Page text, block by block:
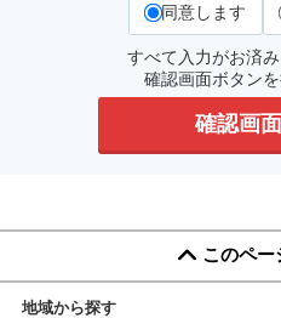
同意します
すべて入力がお済み
確認画面ボタンを
このペー
地域から探す